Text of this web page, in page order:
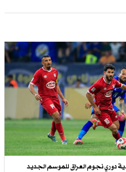
دوري نجوم العراق للموسم الجديد